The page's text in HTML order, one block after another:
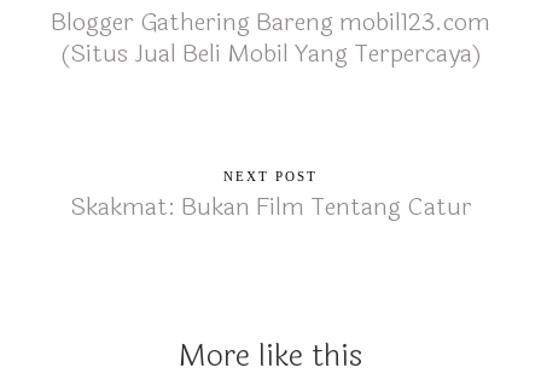
Blogger Gathering Bareng mobil123.com
(Situs Jual Beli Mobil Yang Terpercaya)
NEXT POST
Skakmat: Bukan Film Tentang Catur
More like this